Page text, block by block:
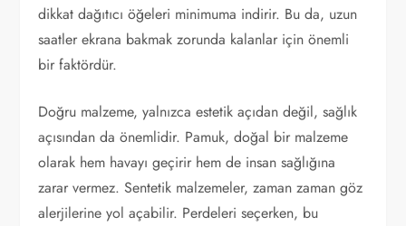
dikkat dağıtıcı öğeleri minimuma indirir. Bu da, uzun
saatler ekrana bakmak zorunda kalanlar için önemli
bir faktördür.
Doğru malzeme, yalnızca estetik açıdan değil, sağlık
açısından da önemlidir. Pamuk, doğal bir malzeme
olarak hem havayı geçirir hem de insan sağlığına
zarar vermez. Sentetik malzemeler, zaman zaman göz
alerjilerine yol açabilir. Perdeleri seçerken, bu